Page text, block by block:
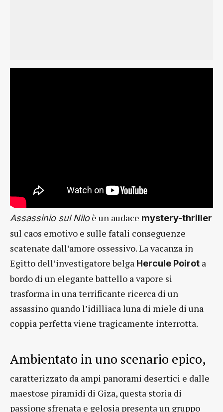
Assassinio sul Niloè un audace mystery-thriller
sul caos emotivo e sulle fatali conseguenze
scatenate dall’amore ossessivo. La vacanza in
Egitto dell’investigatore belga Hercule Poirot a
bordo di un elegante battello a vapore si
trasforma in una terrificante ricerca di un
assassino quando l’idilliaca luna di miele di una
coppia perfetta viene tragicamente interrotta.
Ambientato in uno scenario epico,
caratterizzato da ampi panorami desertici e dalle
maestose piramidi di Giza, questa storia di
passione sfrenata e gelosia presenta un gruppo